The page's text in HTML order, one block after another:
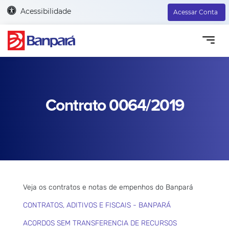
Acessibilidade Acessar Conta
Contrato 0064/2019
Veja os contratos e notas de empenhos do Banpará
CONTRATOS, ADITIVOS E FISCAIS - BANPARÁ
ACORDOS SEM TRANSFERENCIA DE RECURSOS